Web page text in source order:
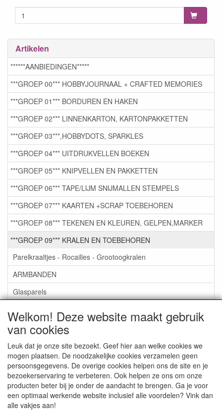
Welkom! Deze website maakt gebruik
van cookies
Leuk dat je onze site bezoekt. Geef hier aan welke cookies we
mogen plaatsen. De noodzakelijke cookies verzamelen geen
persoonsgegevens. De overige cookies helpen ons de site en je
bezoekerservaring te verbeteren. Ook helpen ze ons om onze
producten beter bij je onder de aandacht te brengen. Ga je voor
een optimaal werkende website inclusief alle voordelen? Vink dan
alle vakjes aan!
Artikelen
******AANBIEDINGEN*****
***GROEP 00*** HOBBYJOURNAAL + CRAFTED MEMORIES
***GROEP 01*** BORDUREN EN HAKEN
***GROEP 02*** LINNENKARTON, KARTONPAKKETTEN
***GROEP 03***,HOBBYDOTS, SPARKLES
***GROEP 04*** UITDRUKVELLEN BOEKEN
***GROEP 05*** KNIPVELLEN EN PAKKETTEN
***GROEP 06*** TAPE/LIJM SNIJMALLEN STEMPELS
***GROEP 07*** KAARTEN +SCRAP TOEBEHOREN
***GROEP 08*** TEKENEN EN KLEUREN, GELPEN,MARKER
***GROEP 09*** KRALEN EN TOEBEHOREN
Parelkraaltjes - Rocailles - Grootoogkralen
ARMBANDEN
Glasparels
Toebehoren
Kettingen om zelf te maken
LEATHER-LIKE KOORD VIERKANT 5M X3MM €0,50
***GROEP 10*** WENSKAARTEN MET ENV. €0,75
Service